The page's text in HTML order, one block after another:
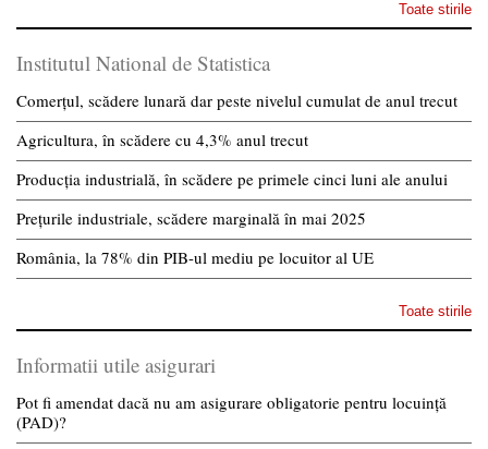
Toate stirile
Institutul National de Statistica
Comerțul, scădere lunară dar peste nivelul cumulat de anul trecut
Agricultura, în scădere cu 4,3% anul trecut
Producția industrială, în scădere pe primele cinci luni ale anului
Prețurile industriale, scădere marginală în mai 2025
România, la 78% din PIB-ul mediu pe locuitor al UE
Toate stirile
Informatii utile asigurari
Pot fi amendat dacă nu am asigurare obligatorie pentru locuință
(PAD)?